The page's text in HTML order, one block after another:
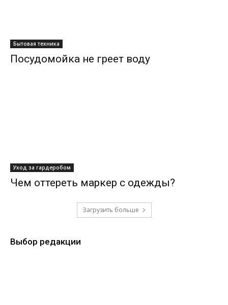
Бытовая техника
Посудомойка не греет воду
Уход за гардеробом
Чем оттереть маркер с одежды?
Загрузить больше
Выбор редакции